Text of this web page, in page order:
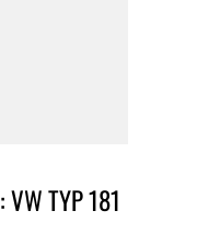
VW TYP 181